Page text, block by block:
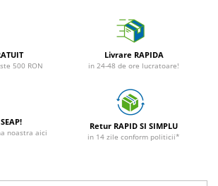
500 RON
Livrare RAPIDA
in 24-48 de ore lucratoare!
noastra aici
Retur RAPID SI SIMPLU
in 14 zile conform politicii*